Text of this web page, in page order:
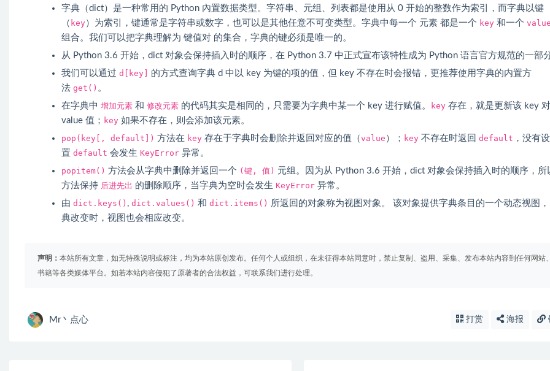
字典（dict）是一种常用的 Python 內置数据类型。字符串、元组、列表都是使用从 0 开始的整数作为索引，而字典以键
（ key）为索引，键通常是字符串或数字，也可以是其他任意不可变类型。字典中每一个 元素 都是一个 key 和一个
组合。我们可以把字典理解为 键值对 的集合，字典的键必须是唯一的。
从 Python 3.6 开始，dict 对象会保持插入时的顺序，在 Python 3.7 中正式宣布该特性成为 Python 语言官方规范的一部
我们可以通过 d[key]
的方式查询字典 d 中以 key 为键的项的值，但 key 不存在时会报错，更推荐使用字典的内置方
法 get() 。
在字典中 增加元素 和 修改元素 的代码其实是相同的，只需要为字典中某一个 key 进行赋值。 key 存在，就是更新该 key
value 值； key 如果不存在，则会添加该元素。
pop(key[, default]) 方法在 key 存在于字典时会删除并返回对应的值（value ）； key 不存在时返回 default ，没有设
置 default 会发生 KeyError 异常。
popitem() 方法会从字典中删除并返回一个 (键, 值) 元组。因为从 Python 3.6 开始，dict 对象会保持插入时的顺序，所
方法保持 后进先出 的删除顺序，当字典为空时会发生 KeyError 异常。
由 dict.keys() , dict.values() 和 dict.items() 所返回的对象称为视图对象。 该对象提供字典条目的一个动态视图
典改变时，视图也会相应改变。
声明： 本站所有文章，如无特殊说明或标注，均为本站原创发布。任何个人或组织，在未征得本站同意时，禁止复制、盗用、采集、发布本站内容到任何网站
书籍等各类媒体平台。如若本站内容侵犯了原著者的合法权益，可联系我们进行处理。
Mr丶点心 打赏 海报